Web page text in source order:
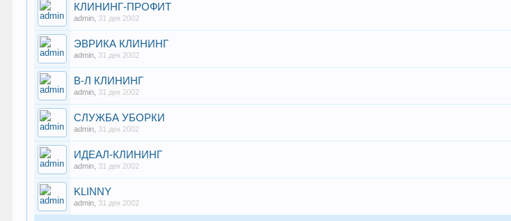
КЛИНИНГ-ПРОФИТ
admin 31 дек 2002
ЭВРИКА КЛИНИНГ
admin 31 дек 2002
В-Л КЛИНИНГ
admin 31 дек 2002
СЛУЖБА УБОРКИ
admin 31 дек 2002
ИДЕАЛ-КЛИНИНГ
admin 31 дек 2002
KLINNY
admin 31 дек 2002